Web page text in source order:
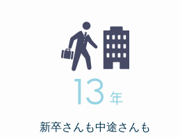
新卒さんも中途さんも